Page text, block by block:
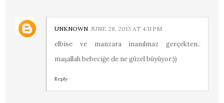
UNKNOWN JUNE 28, 2013 AT 4:11 PM
elbise ve manzara inanılmaz gerçekten..
maşallah bebeciğe de ne güzel büyüyor:))
Reply